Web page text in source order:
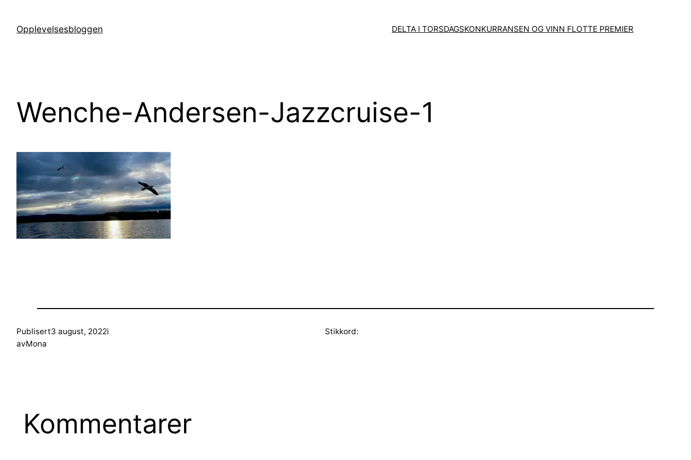
innholdOpplevelsesbloggen DELTA I TORSDAGSKONKURRANSEN OG VINN FLOTTE PREMIER
Wenche-Andersen-Jazzcruise-1
Publisert3 august, 2022i
avMona
Stikkord:
Kommentarer